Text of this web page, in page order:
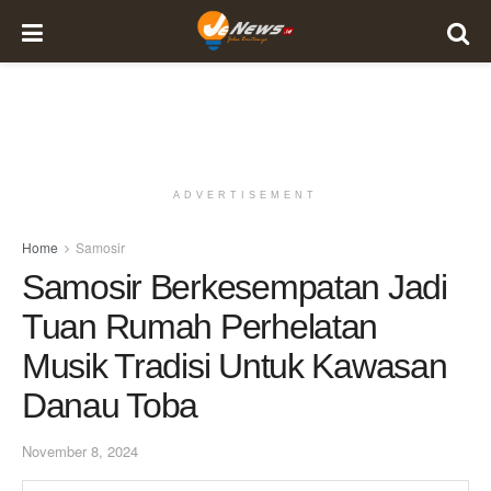
ADVERTISEMENT
Home Samosir
Samosir Berkesempatan Jadi
Tuan Rumah Perhelatan
Musik Tradisi Untuk Kawasan
Danau Toba
November 8, 2024